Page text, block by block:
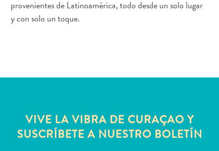
conocida
provenientes de Latinoamérica, todo desde un solo lugar
y con solo un toque.
VIVE LA VIBRA DE CURAÇAO Y
SUSCRÍBETE A NUESTRO BOLETÍN